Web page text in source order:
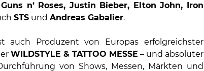
Guns n‘ Roses, Justin Bieber, Elton John, Iron
STSund Andreas Gabalier.
auch Produzent von Europas erfolgreichster
WILDSTYLE & TATTOO MESSE – und absoluter
von Shows, Messen, Märkten und